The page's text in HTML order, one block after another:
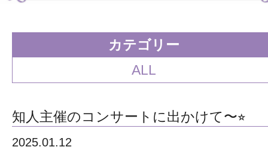
カテゴリー
ALL
知人主催のコンサートに出かけて〜⭐︎
2025.01.12